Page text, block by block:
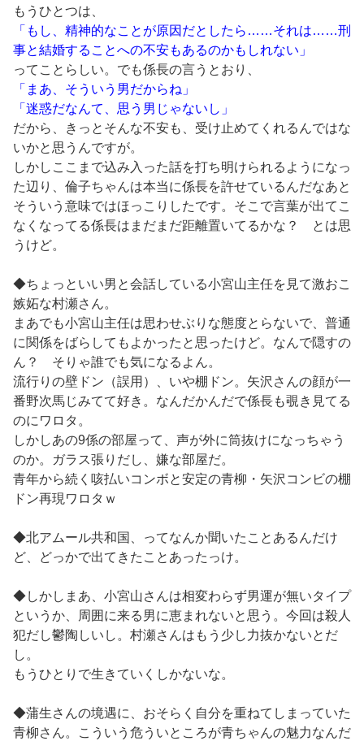
もうひとつは、
「もし、精神的なことが原因だとしたら……それは……刑
事と結婚することへの不安もあるのかもしれない」
ってことらしい。でも係長の言うとおり、
「まあ、そういう男だからね」
「迷惑だなんて、思う男じゃないし」
だから、きっとそんな不安も、受け止めてくれるんではな
いかと思うんですが。
しかしここまで込み入った話を打ち明けられるようになっ
た辺り、倫子ちゃんは本当に係長を許せているんだなあと
そういう意味ではほっこりしたです。そこで言葉が出てこ
なくなってる係長はまだまだ距離置いてるかな？ とは思
うけど。
◆ちょっといい男と会話している小宮山主任を見て激おこ
嫉妬な村瀬さん。
まあでも小宮山主任は思わせぶりな態度とらないで、普通
に関係をばらしてもよかったと思ったけど。なんで隠すの
ん？ そりゃ誰でも気になるよん。
流行りの壁ドン（誤用）、いや棚ドン。矢沢さんの顔が一
番野次馬じみてて好き。なんだかんだで係長も覗き見てる
のにワロタ。
しかしあの9係の部屋って、声が外に筒抜けになっちゃう
のか。ガラス張りだし、嫌な部屋だ。
青年から続く咳払いコンボと安定の青柳・矢沢コンビの棚
ドン再現ワロタｗ
◆北アムール共和国、ってなんか聞いたことあるんだけ
ど、どっかで出てきたことあったっけ。
◆しかしまあ、小宮山さんは相変わらず男運が無いタイプ
というか、周囲に来る男に恵まれないと思う。今回は殺人
犯だし鬱陶しいし。村瀬さんはもう少し力抜かないとだ
し。
もうひとりで生きていくしかないな。
◆蒲生さんの境遇に、おそらく自分を重ねてしまっていた
青柳さん。こういう危ういところが青ちゃんの魅力なんだ